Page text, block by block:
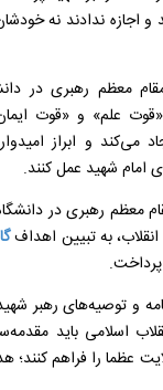
و اجازه ندادند نه
معظم رهبری در
علم» و «قوت
می‌کند و ابراز
امام شهید عمل کنند.
معظم رهبری در
انقلاب، به تبیین اهداف
و توصیه‌های رهبر
اسلامی باید
عظما را فراهم کنند؛